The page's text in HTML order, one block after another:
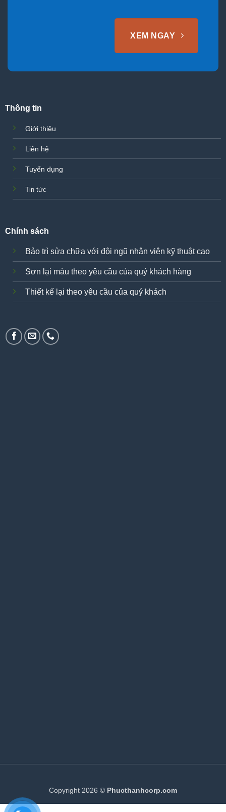
XEM NGAY
Thông tin
Giới thiệu
Liên hệ
Tuyển dụng
Tin tức
Chính sách
Bảo trì sửa chữa với đội ngũ nhân viên kỹ thuật cao
Sơn lại màu theo yêu cầu của quý khách hàng
Thiết kế lại theo yêu cầu của quý khách
Copyright 2026 © Phucthanhcorp.com